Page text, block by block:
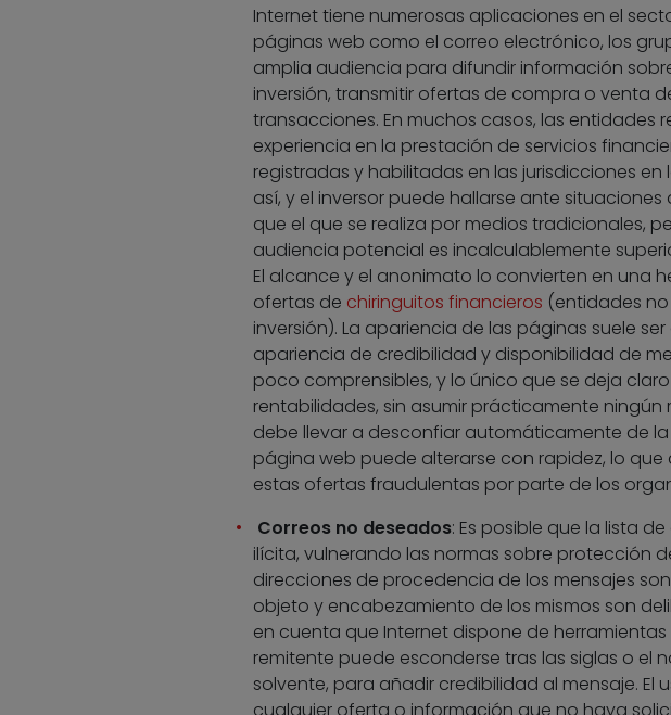
Internet tiene numerosas aplicaciones en el
páginas web como el correo electrónico, los
amplia audiencia para difundir información
inversión, transmitir ofertas de compra o venta
transacciones. En muchos casos, las entidades
experiencia en la prestación de servicios
registradas y habilitadas en las jurisdicciones
así, y el inversor puede hallarse ante
que el que se realiza por medios tradicionales,
audiencia potencial es incalculablemente
El alcance y el anonimato lo convierten en una
ofertas de chiringuitos financieros (entidades
inversión). La apariencia de las páginas suele
apariencia de credibilidad y disponibilidad de
poco comprensibles, y lo único que se deja
rentabilidades, sin asumir prácticamente
debe llevar a desconfiar automáticamente de
página web puede alterarse con rapidez, lo
estas ofertas fraudulentas por parte de los
Correos no deseados: Es posible que la lista
ilícita, vulnerando las normas sobre protección
direcciones de procedencia de los mensajes
objeto y encabezamiento de los mismos son
en cuenta que Internet dispone de
remitente puede esconderse tras las siglas o el
solvente, para añadir credibilidad al mensaje.